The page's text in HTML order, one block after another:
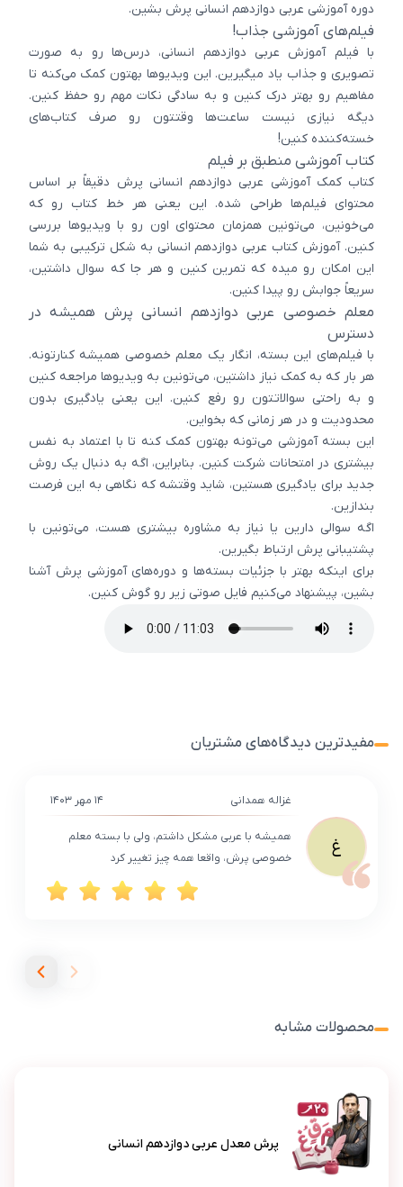
دوره آموزشی عربی دوازدهم انسانی پرش بشین.
فیلم‌های آموزشی جذاب!
با فیلم آموزش عربی دوازدهم انسانی، درس‌ها رو به صورت
تصویری و جذاب یاد میگیرین. این ویدیوها بهتون کمک می‌کنه تا
مفاهیم رو بهتر درک کنین و به سادگی نکات مهم رو حفظ کنین.
دیگه نیازی نیست ساعت‌ها وقتتون رو صرف کتاب‌های
خسته‌کننده کنین!
کتاب آموزشی منطبق بر فیلم
کتاب کمک آموزشی عربی دوازدهم انسانی پرش دقیقاً بر اساس
محتوای فیلم‌ها طراحی شده. این یعنی هر خط کتاب رو که
می‌خونین، می‌تونین همزمان محتوای اون رو با ویدیوها بررسی
کنین. آموزش کتاب عربی دوازدهم انسانی به شکل ترکیبی به شما
این امکان رو میده که تمرین کنین و هر جا که سوال داشتین،
سریعاً جوابش رو پیدا کنین.
معلم خصوصی عربی دوازدهم انسانی پرش همیشه در
دسترس
با فیلم‌های این بسته، انگار یک معلم خصوصی همیشه کنارتونه.
هر بار که به کمک نیاز داشتین، می‌تونین به ویدیوها مراجعه کنین
و به راحتی سوالاتتون رو رفع کنین. این یعنی یادگیری بدون
محدودیت و در هر زمانی که بخواین.
این بسته آموزشی می‌تونه بهتون کمک کنه تا با اعتماد به نفس
بیشتری در امتحانات شرکت کنین. بنابراین، اگه به دنبال یک روش
جدید برای یادگیری هستین، شاید وقتشه که نگاهی به این فرصت
بندازین.
اگه سوالی دارین یا نیاز به مشاوره بیشتری هست، می‌تونین با
پشتیبانی پرش ارتباط بگیرین.
برای اینکه بهتر با جزئیات بسته‌ها و دوره‌های آموزشی پرش آشنا
بشین، پیشنهاد می‌کنیم فایل صوتی زیر رو گوش کنین.
مفیدترین دیدگاه‌های مشتریان
غ
غزاله همدانی ۱۴ مهر ۱۴۰۳
همیشه با عربی مشکل داشتم، ولی با بسته معلم
خصوصی پرش، واقعا همه چیز تغییر کرد
محصولات مشابه
پرش معدل عربی دوازدهم انسانی